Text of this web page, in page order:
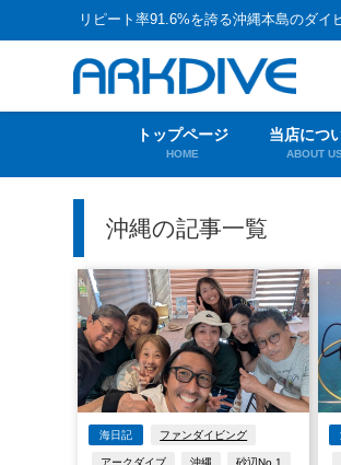
リピート率91.6%を誇る沖縄本島のダイ
トップページ
HOME
当店につ
ABOUT
沖縄の記事一覧
海日記 ファンダイビング
アークダイブ 沖縄 砂辺No.1